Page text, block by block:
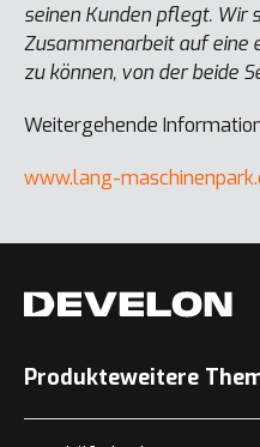
seinen Kunden pflegt. Wir
Zusammenarbeit auf eine
zu können, von der beide
Weitergehende
www.lang-
Produkteweitere